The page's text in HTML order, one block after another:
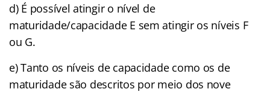
d) É possível atingir o nível de
maturidade/capacidade E sem atingir os níveis F
ou G.
e) Tanto os níveis de capacidade como os de
maturidade são descritos por meio dos nove